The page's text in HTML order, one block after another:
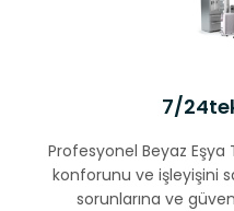
7/
Profesyonel Beyaz Eşya
konforunu ve işleyişini
sorunlarına ve